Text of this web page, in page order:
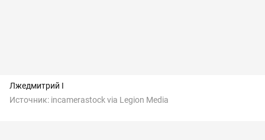
Лжедмитрий I
Источник: incamerastock via Legion Media